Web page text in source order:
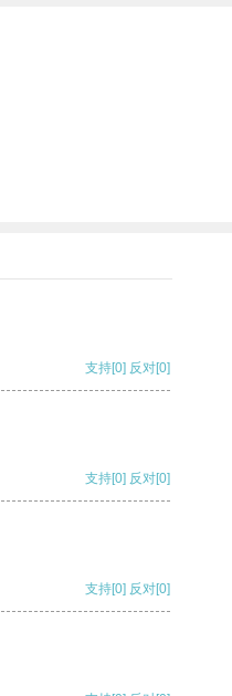
支持[0] 反对[0]
支持[0] 反对[0]
支持[0] 反对[0]